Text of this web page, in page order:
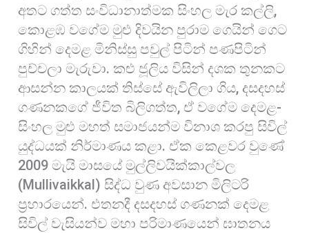
අතට ගත්ත සංවිධානාත්මක සිංහල මැර කල්ලි,
කොළඹ වගේම මුළු දිවයින පුරාම ගෙයින් ගෙට
ගිහින් දෙමළ මිනිස්සු පවුල් පිටින් පණපිටින්
පුච්චලා මැරුවා. කළු ජූලිය විසින් දශක තුනකට
ආසන්න කාලයක් තිස්සේ ඇවිලිලා ගිය, දසදහස්
ගණනකගේ ජීවිත බිලිගත්ත, ඒ වගේම දෙමළ-
සිංහල මුළු මහත් සමාජයන්ම විනාශ කරපු සිවිල්
යුද්ධයක් නිර්මාණය කළා. ඒක කෙළවර වුණේ
2009 මැයි මාසයේ මුල්ලිවයික්කාල්වල
(Mullivaikkal) සිද්ධ වුණ අවසාන මිලිටරි
ප්‍රහාරයෙන්. එතනදී දසදහස් ගණනක් දෙමළ
සිවිල් වැසියන්ව මහා පරිමාණයෙන් ඝාතනය